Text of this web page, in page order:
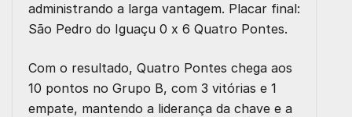
administrando a larga vantagem. Placar final:
São Pedro do Iguaçu 0 x 6 Quatro Pontes.
Com o resultado, Quatro Pontes chega aos
10 pontos no Grupo B, com 3 vitórias e 1
empate, mantendo a liderança da chave e a